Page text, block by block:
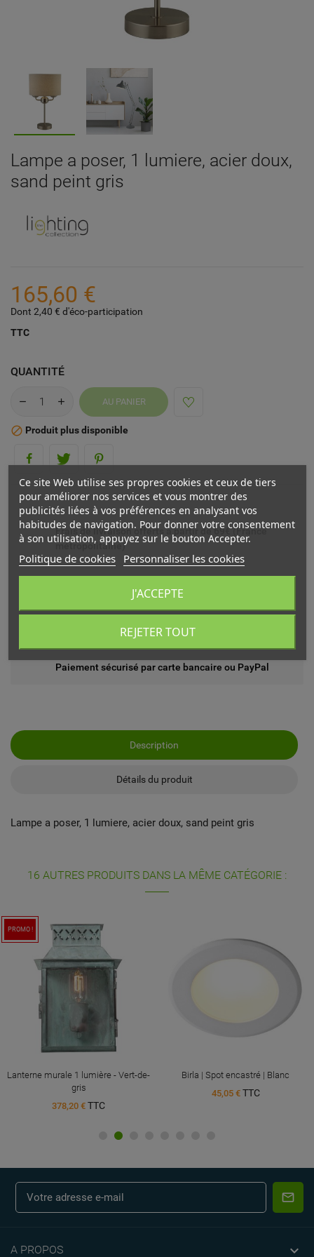
Lampe a poser, 1 lumiere, acier doux,
sand peint gris
165,60 €
Dont 2,40 € d'éco-participation
TTC
QUANTITÉ
AU PANIER
 Produit plus disponible
Frais de livraison offerts à partir de 69€ (France
métropolitaine)
Echange ou remboursement possible sous 14 jours
Paiement sécurisé par carte bancaire ou PayPal
Description
Détails du produit
Lampe a poser, 1 lumiere, acier doux, sand peint gris
16 AUTRES PRODUITS DANS LA MÊME CATÉGORIE :
PROMO !
Lanterne murale 1 lumière - Vert-de-
gris
378,20 € TTC
Birla | Spot encastré | Blanc
45,05 € TTC
A PROPOS 
Ce site Web utilise ses propres cookies et ceux de tiers
pour améliorer nos services et vous montrer des
publicités liées à vos préférences en analysant vos
habitudes de navigation. Pour donner votre consentement
à son utilisation, appuyez sur le bouton Accepter.
Politique de cookies Personnaliser les cookies
REJETER TOUT
J'ACCEPTE